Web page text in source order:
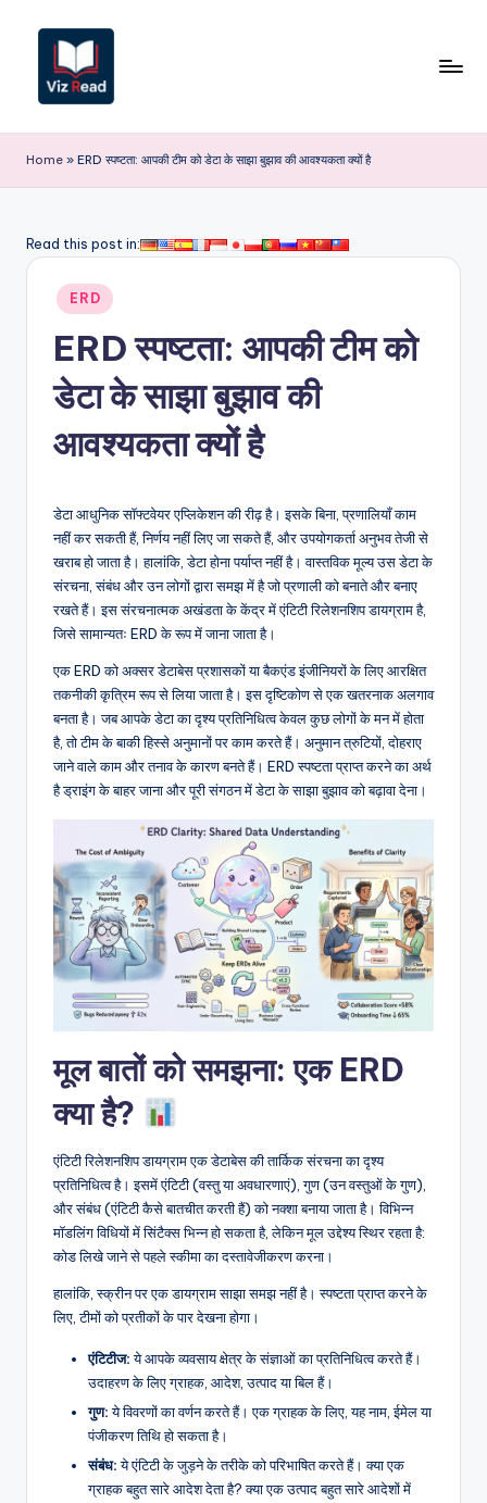
content
iz
R
a
-
A
I,
S
o
w
&
D
g
si
g
Home » ERD स्पष्टता: आपकी टीम को डेटा के साझा बुझाव की आवश्यकता क्यों है
Read this post in:
Posted
in
ERD
ERD स्पष्टता: आपकी टीम को
डेटा के साझा बुझाव की
आवश्यकता क्यों है
डेटा आधुनिक सॉफ्टवेयर एप्लिकेशन की रीढ़ है। इसके बिना, प्रणालियाँ काम
नहीं कर सकती हैं, निर्णय नहीं लिए जा सकते हैं, और उपयोगकर्ता अनुभव तेजी से
खराब हो जाता है। हालांकि, डेटा होना पर्याप्त नहीं है। वास्तविक मूल्य उस डेटा के
संरचना, संबंध और उन लोगों द्वारा समझ में है जो प्रणाली को बनाते और बनाए
रखते हैं। इस संरचनात्मक अखंडता के केंद्र में एंटिटी रिलेशनशिप डायग्राम है,
जिसे सामान्यतः ERD के रूप में जाना जाता है।
एक ERD को अक्सर डेटाबेस प्रशासकों या बैकएंड इंजीनियरों के लिए आरक्षित
तकनीकी कृत्रिम रूप से लिया जाता है। इस दृष्टिकोण से एक खतरनाक अलगाव
बनता है। जब आपके डेटा का दृश्य प्रतिनिधित्व केवल कुछ लोगों के मन में होता
है, तो टीम के बाकी हिस्से अनुमानों पर काम करते हैं। अनुमान त्रुटियों, दोहराए
जाने वाले काम और तनाव के कारण बनते हैं। ERD स्पष्टता प्राप्त करने का अर्थ
है ड्राइंग के बाहर जाना और पूरी संगठन में डेटा के साझा बुझाव को बढ़ावा देना।
मूल बातों को समझना: एक ERD
क्या है?
एंटिटी रिलेशनशिप डायग्राम एक डेटाबेस की तार्किक संरचना का दृश्य
प्रतिनिधित्व है। इसमें एंटिटी (वस्तु या अवधारणाएं), गुण (उन वस्तुओं के गुण),
और संबंध (एंटिटी कैसे बातचीत करती हैं) को नक्शा बनाया जाता है। विभिन्न
मॉडलिंग विधियों में सिंटैक्स भिन्न हो सकता है, लेकिन मूल उद्देश्य स्थिर रहता है:
कोड लिखे जाने से पहले स्कीमा का दस्तावेजीकरण करना।
हालांकि, स्क्रीन पर एक डायग्राम साझा समझ नहीं है। स्पष्टता प्राप्त करने के
लिए, टीमों को प्रतीकों के पार देखना होगा।
एंटिटीज:ये आपके व्यवसाय क्षेत्र के संज्ञाओं का प्रतिनिधित्व करते हैं।
उदाहरण के लिए ग्राहक, आदेश, उत्पाद या बिल हैं।
गुण:ये विवरणों का वर्णन करते हैं। एक ग्राहक के लिए, यह नाम, ईमेल या
पंजीकरण तिथि हो सकता है।
संबंध:ये एंटिटी के जुड़ने के तरीके को परिभाषित करते हैं। क्या एक
ग्राहक बहुत सारे आदेश देता है? क्या एक उत्पाद बहुत सारे आदेशों में